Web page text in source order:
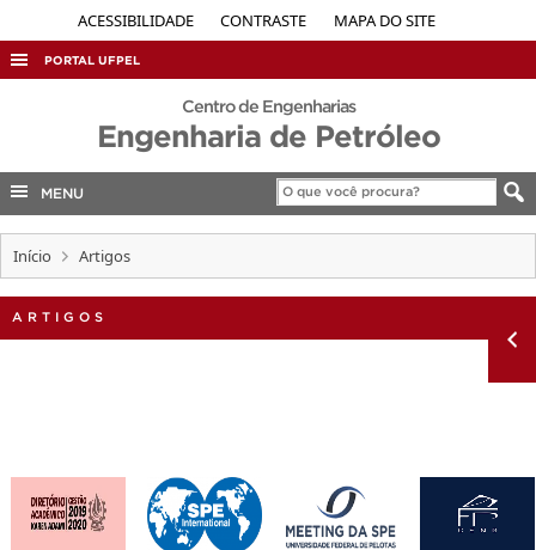
ACESSIBILIDADE CONTRASTE MAPA DO SITE
PORTAL UFPEL
ACESSO À INFORMAÇÃO
AUDITORIA
EDITAIS
Centro de Engenharias
Engenharia de Petróleo
MENU
Início Artigos
ARTIGOS